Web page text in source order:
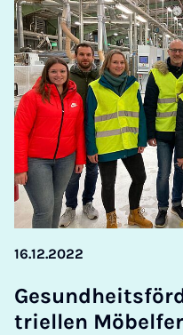
16.12.2022
tri­el­len